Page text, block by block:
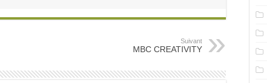
Suivant
MBC CREATIVITY